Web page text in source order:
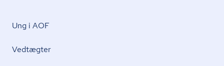
Ung i AOF
Vedtægter